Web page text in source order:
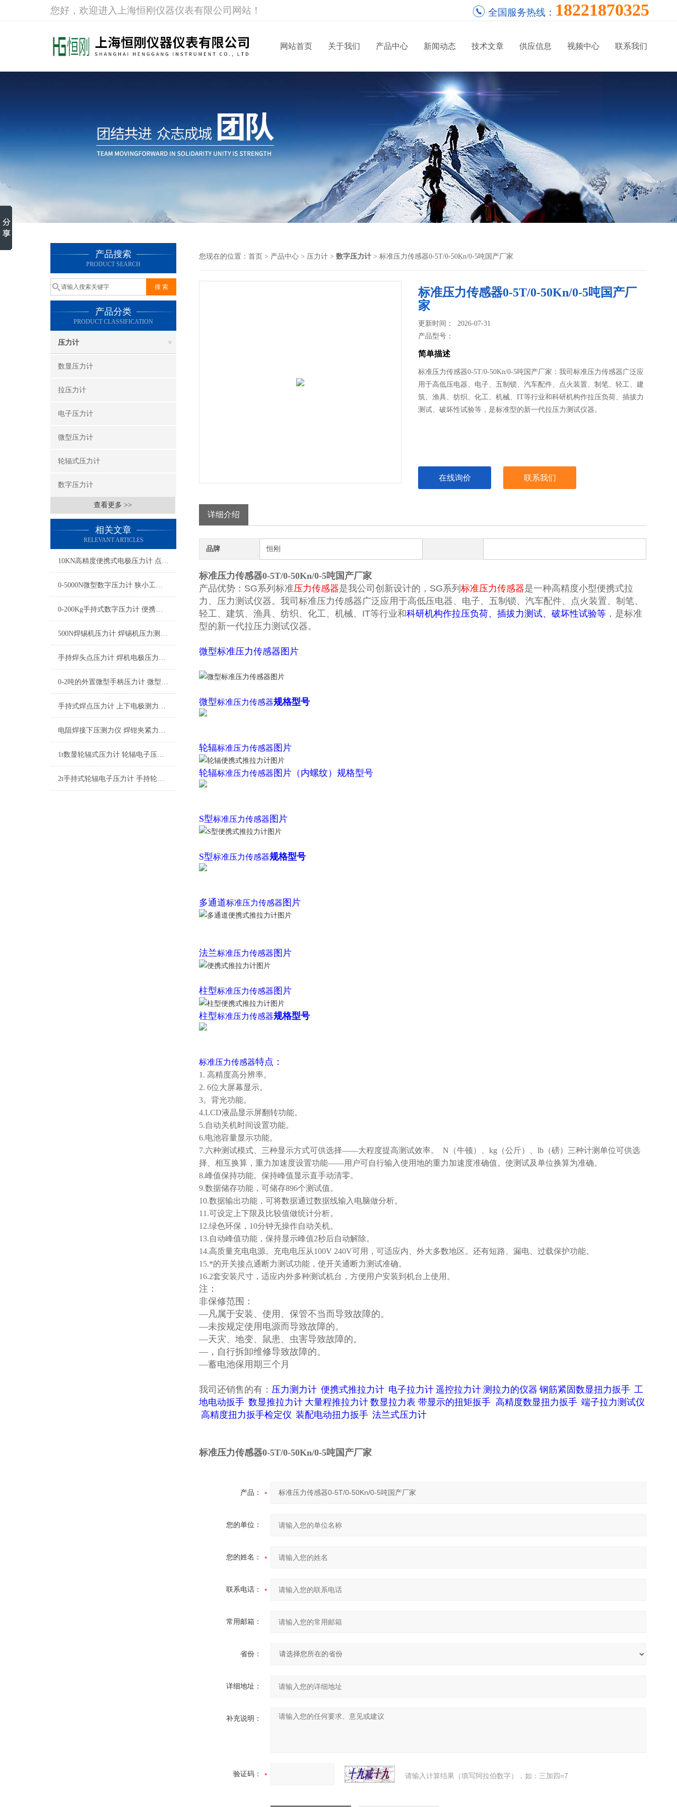
您好，欢迎进入上海恒刚仪器仪表有限公司网站！ 全国服务热线： 18221870325
网站首页 关于我们 产品中心 新闻动态 技术文章 供应信息 视频中心 联系我们
产品搜索
PRODUCT SEARCH
产品分类
PRODUCT CLASSIFICATION
压力计
数显压力计
拉压力计
电子压力计
微型压力计
轮辐式压力计
数字压力计
查看更多 >>
相关文章
RELEVANT ARTICLES
10KN高精度便携式电极压力计 点焊专用微型电极压力测试仪厂家
0-5000N微型数字压力计 狭小工况测量用的数显便携式微型压力计
0-200Kg手持式数字压力计 便携式压力检测仪器 手持式压力测力仪厂家
500N焊锡机压力计 焊锡机压力测试仪 焊锡机电极压力测试仪厂家
手持焊头点压力计 焊机电极压力校准仪 便携式焊接压力测试仪厂家
0-2吨的外置微型手柄压力计 微型数显手柄压力计厂家
手持式焊点压力计 上下电极测力仪 便携式焊接压力测试仪厂家
电阻焊接下压测力仪 焊钳夹紧力测试仪 高精度数字焊点压力计厂家
1t数显轮辐式压力计 轮辐电子压力测力计 带数字显示屏的轮辐式压力计厂家
2t手持式轮辐电子压力计 手持轮辐式压力测试仪 便携式轮辐型数字压力仪厂家
您现在的位置： 首页 > 产品中心 > 压力计 > 数字压力计 > 标准压力传感器0-5T/0-50Kn/0-5吨国产厂家
标准压力传感器0-5T/0-50Kn/0-5吨国产厂
家
更新时间： 2026-07-31
产品型号：
简单描述
标准压力传感器0-5T/0-50Kn/0-5吨国产厂家：我司标准压力传感器广泛应
用于高低压电器、电子、五制锁、汽车配件、点火装置、制笔、轻工、建
筑、渔具、纺织、化工、机械、IT等行业和科研机构作拉压负荷、插拔力
测试、破坏性试验等，是标准型的新一代拉压力测试仪器。
在线询价 联系我们
详细介绍
品牌 恒刚
标准压力传感器0-5T/0-50Kn/0-5吨国产厂家
产品优势：SG系列 标准压力传感器是我公司创新设计的，SG系列 标准压力传感器是一种高精度小型便携式拉
力、压力测试仪器。我司 标准压力传感器广泛应用于高低压电器、电子、五制锁、汽车配件、点火装置、制笔、
轻工、建筑、渔具、纺织、化工、机械、IT等行业和科研机构作拉压负荷、插拔力测试、破坏性试验等 ，是标准
型的新一代拉压力测试仪器。
微型标准压力传感器 图片
微型标准压力传感器规格型号
轮辐标准压力传感器 图片
轮辐标准压力传感器 图片 （内螺纹）规格型号
S型标准压力传感器 图片
S型标准压力传感器规格型号
多通道标准压力传感器 图片
法兰标准压力传感器 图片
柱型标准压力传感器 图片
柱型标准压力传感器规格型号
标准压力传感器特点：
1. 高精度高分辨率。
2. 6位大屏幕显示。
3。背光功能。
4.LCD液晶显示屏翻转功能。
5.自动关机时间设置功能。
6.电池容量显示功能。
7.六种测试模式、三种显示方式可供选择——大程度提高测试效率。 N（牛顿）、kg（公斤）、lb（磅）三种计测单位可供选
择、相互换算，重力加速度设置功能——用户可自行输入使用地的重力加速度准确值。使测试及单位换算为准确。
8.峰值保持功能。保持峰值显示直手动清零。
9.数据储存功能，可储存896个测试值。
10.数据输出功能，可将数据通过数据线输入电脑做分析。
11.可设定上下限及比较值做统计分析。
12.绿色环保，10分钟无操作自动关机。
13.自动峰值功能，保持显示峰值2秒后自动解除。
14.高质量充电电源。充电电压从100V 240V可用，可适应内、外大多数地区。还有短路、漏电、过载保护功能。
15.*的开关接点通断力测试功能，使开关通断力测试准确。
16.2套安装尺寸，适应内外多种测试机台，方便用户安装到机台上使用。
注：
非保修范围：
—凡属于安装、使用、保管不当而导致故障的。
—未按规定使用电源而导致故障的。
—天灾、地变、鼠患、虫害导致故障的。
—，自行拆卸维修导致故障的。
—蓄电池保用期三个月
我司还销售的有： 压力测力计 便携式推拉力计 电子拉力计 遥控拉力计 测拉力的仪器 钢筋紧固数显扭力扳手 工
地电动扳手 数显推拉力计 大量程推拉力计 数显拉力表 带显示的扭矩扳手 高精度数显扭力扳手 端子拉力测试仪
高精度扭力扳手检定仪 装配电动扭力扳手 法兰式压力计
标准压力传感器0-5T/0-50Kn/0-5吨国产厂家
产品：
您的单位：
您的姓名：
联系电话：
常用邮箱：
省份：
详细地址：
补充说明：
验证码： 请输入计算结果（填写阿拉伯数字），如：三加四=7